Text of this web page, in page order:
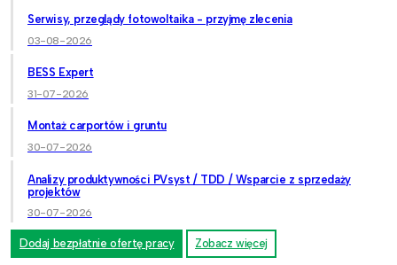
Serwisy, przeglądy fotowoltaika - przyjmę zlecenia
03-08-2026
BESS Expert
31-07-2026
Montaż carportów i gruntu
30-07-2026
Analizy produktywności PVsyst / TDD / Wsparcie z sprzedaży
projektów
30-07-2026
Dodaj bezpłatnie ofertę pracy Zobacz więcej